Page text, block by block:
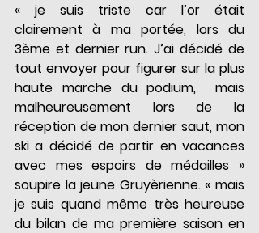
« je suis triste car l’or était
clairement à ma portée, lors du
3ème et dernier run. J’ai décidé de
tout envoyer pour figurer sur la plus
haute marche du podium,  mais
malheureusement lors de la
réception de mon dernier saut, mon
ski a décidé de partir en vacances
avec mes espoirs de médailles »
soupire la jeune Gruyèrienne. « mais
je suis quand même très heureuse
du bilan de ma première saison en